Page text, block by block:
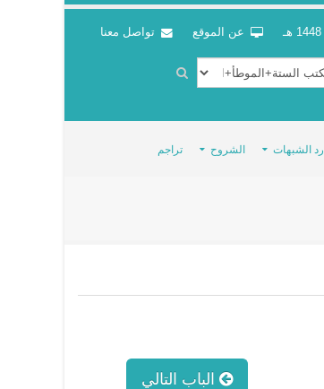
عن الموقع تواصل معنا
رد الشبهات الشروح تراجم
الباب التالي